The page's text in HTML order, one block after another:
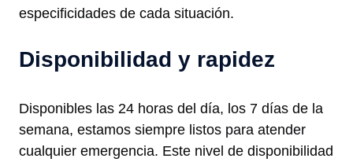
especificidades de cada situación.
Disponibilidad y rapidez
Disponibles las 24 horas del día, los 7 días de la
semana, estamos siempre listos para atender
cualquier emergencia. Este nivel de disponibilidad